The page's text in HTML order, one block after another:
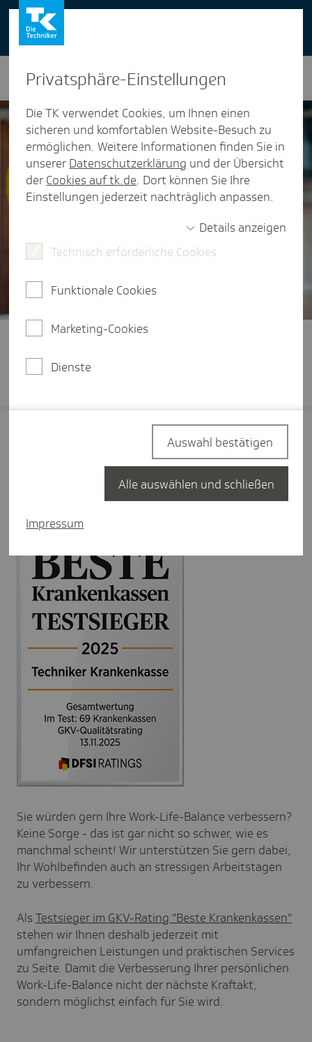
You can also use our website in English -
change to English version
Berufs­tä­tige
Sie würden gern Ihre Work-Life-Balance verbessern?
Keine Sorge - das ist gar nicht so schwer, wie es
manchmal scheint! Wir unterstützen Sie gern dabei,
Ihr Wohlbefinden auch an stressigen Arbeitstagen
zu verbessern.
Als Testsieger im GKV-Rating "Beste Krankenkassen"
stehen wir Ihnen deshalb jederzeit mit
umfangreichen Leistungen und praktischen Services
zu Seite. Damit die Verbesserung Ihrer persönlichen
Work-Life-Balance nicht der nächste Kraftakt,
sondern möglichst einfach für Sie wird.
Privat­sphäre-Einstel­lungen
Die TK verwendet Cookies, um Ihnen einen
sicheren und komfortablen Website-Besuch zu
ermöglichen. Weitere Informationen finden Sie in
unserer Datenschutzerklärung und der Übersicht
der Cookies auf tk.de. Dort können Sie Ihre
Einstellungen jederzeit nachträglich anpassen.
Details anzeigen
Technisch erforderliche Cookies
Funktionale Cookies
Marketing-Cookies
Dienste
Impressum
Auswahl bestätigen
Alle auswählen und schließen